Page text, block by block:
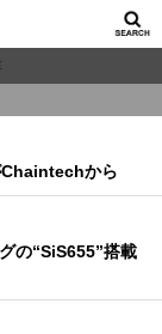
から
の“SiS655”搭載